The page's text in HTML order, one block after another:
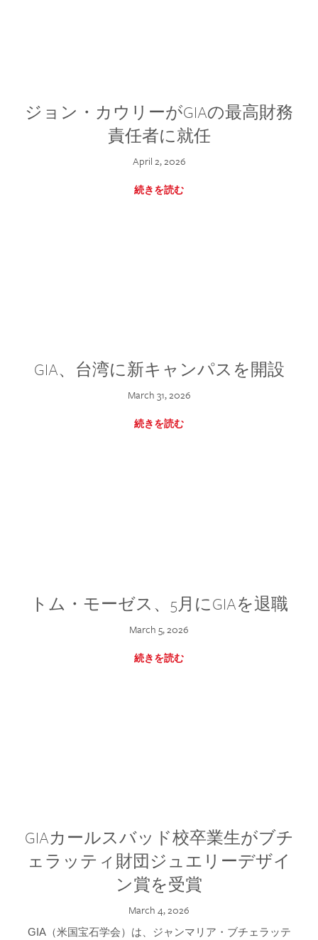
ジョン・カウリーがGIAの最高財務
責任者に就任
April 2, 2026
続きを読む
GIA、台湾に新キャンパスを開設
March 31, 2026
続きを読む
トム・モーゼス、5月にGIAを退職
March 5, 2026
続きを読む
GIAカールスバッド校卒業生がブチ
ェラッティ財団ジュエリーデザイ
ン賞を受賞
March 4, 2026
GIA（米国宝石学会）は、ジャンマリア・ブチェラッテ